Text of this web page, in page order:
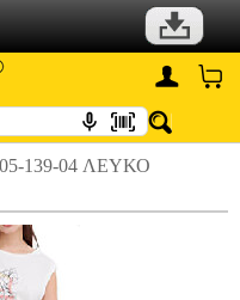
139-04 ΛΕΥΚΟ